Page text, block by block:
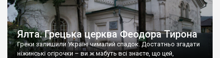
Ялта. Грецька церква Феодора Тирона
Греки залишили Україні чималий спадок. Достатньо згадати
ніжинські огірочки – ви ж мабуть всі знаєте, що цей,